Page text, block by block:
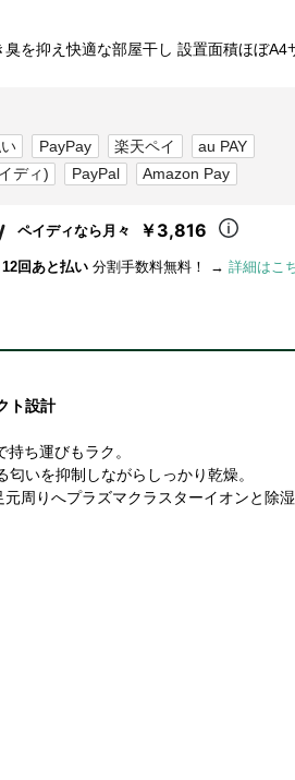
を抑え快適な部屋干し 設置面積ほぼA4
PayPay 楽天ペイ
au PAY
ディ) PayPal Amazon Pay
ペイディなら月々 ￥3,816
回あと払い 分割手数料無料！ → 詳細はこ
ト設計
ち運びもラク。
いを抑制しながらしっかり乾燥。
りへプラズマクラスターイオンと除